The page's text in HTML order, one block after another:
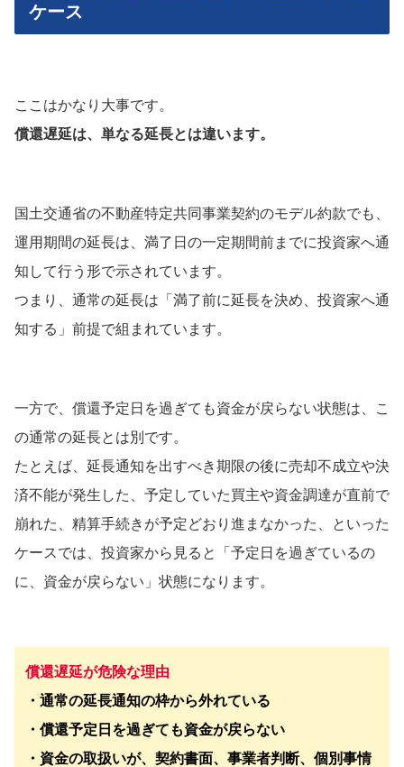
ケース
ここはかなり大事です。
償還遅延は、単なる延長とは違います。
国土交通省の不動産特定共同事業契約のモデル約款でも、
運用期間の延長は、満了日の一定期間前までに投資家へ通
知して行う形で示されています。
つまり、通常の延長は「満了前に延長を決め、投資家へ通
知する」前提で組まれています。
一方で、償還予定日を過ぎても資金が戻らない状態は、こ
の通常の延長とは別です。
たとえば、延長通知を出すべき期限の後に売却不成立や決
済不能が発生した、予定していた買主や資金調達が直前で
崩れた、精算手続きが予定どおり進まなかった、といった
ケースでは、投資家から見ると「予定日を過ぎているの
に、資金が戻らない」状態になります。
償還遅延が危険な理由
・通常の延長通知の枠から外れている
・償還予定日を過ぎても資金が戻らない
・資金の取扱いが、契約書面、事業者判断、個別事情